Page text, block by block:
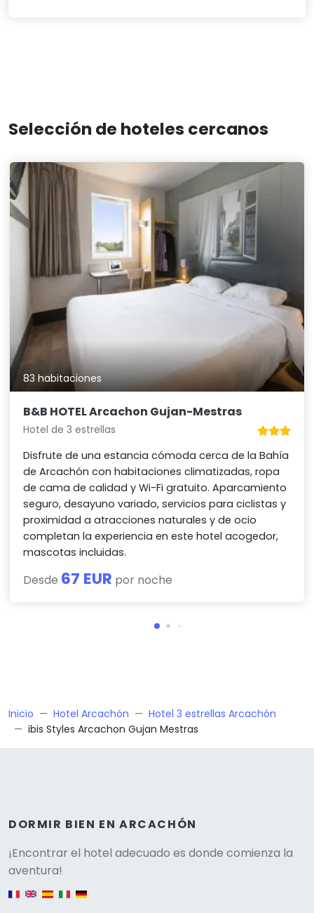
Selección de hoteles cercanos
83 habitaciones
B&B HOTEL Arcachon Gujan-Mestras
Hotel de 3 estrellas
Disfrute de una estancia cómoda cerca de la Bahía
de Arcachón con habitaciones climatizadas, ropa
de cama de calidad y Wi-Fi gratuito. Aparcamiento
seguro, desayuno variado, servicios para ciclistas y
proximidad a atracciones naturales y de ocio
completan la experiencia en este hotel acogedor,
mascotas incluidas.
Desde 67 EUR por noche
Inicio Hotel Arcachón
Hotel 3 estrellas Arcachón
ibis Styles Arcachon Gujan Mestras
DORMIR BIEN EN ARCACHÓN
¡Encontrar el hotel adecuado es donde comienza la
aventura!
English version